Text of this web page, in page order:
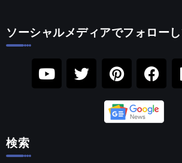
ソーシャルメディアでフォロー
検索